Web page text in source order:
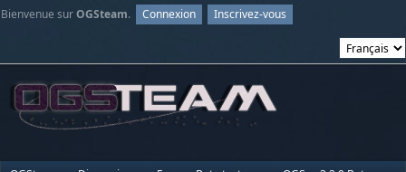
Bienvenue surOGSteam. Connexion Inscrivez-vous